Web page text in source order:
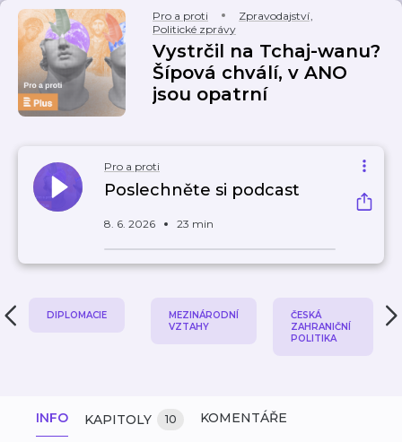
Pro a proti Zpravodajství,
Politické zprávy
Vystrčil na Tchaj-wanu?
Šípová chválí, v ANO
jsou opatrní
Pro a proti
Poslechněte si podcast
8. 6. 2026 23 min
DIPLOMACIE
MEZINÁRODNÍ
VZTAHY
ČESKÁ
ZAHRANIČNÍ
POLITIKA
INFO KAPITOLY 10 KOMENTÁŘE